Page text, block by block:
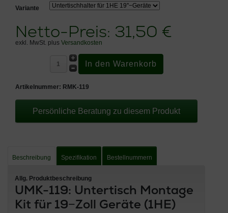
Variante
Netto-Preis: 31,50 €
exkl. MwSt. plus Versandkosten
Artikelnummer: RMK-119
Persönliche Beratung zu diesem Produkt
Beschreibung Spezifikation Bestellnummern
Allg. Produktbeschreibung
UMK-119: Untertisch Montage
Kit für 19−Zoll Geräte (1HE)